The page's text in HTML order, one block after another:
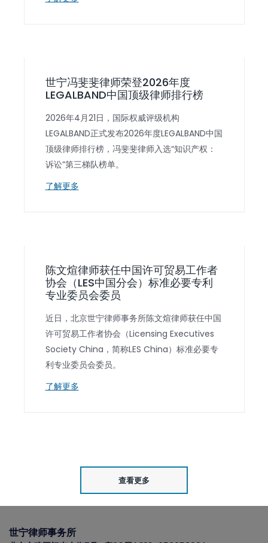
世宁冯斐斐律师荣登2026年度
LEGALBAND中国顶级律师排行榜
2026年4月21日，国际权威评级机构
LEGALBAND正式发布2026年度LEGALBAND中国
顶级律师排行榜，冯斐斐律师入选“知识产权：
诉讼”第三梯队榜单。
了解更多
陈文煊律师获任中国许可贸易工作者
协会（LES中国分会）标准必要专利
专业委员会委员
近日，北京世宁律师事务所陈文煊律师获任中国
许可贸易工作者协会（Licensing Executives
Society China，简称LES China）标准必要专
利专业委员会委员。
了解更多
查看更多
世宁律师事务所